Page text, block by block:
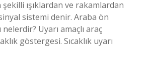
şekilli ışıklardan ve rakamlardan
sistemi denir. Araba ön
nelerdir? Uyarı amaçlı araç
göstergesi. Sıcaklık uyarı